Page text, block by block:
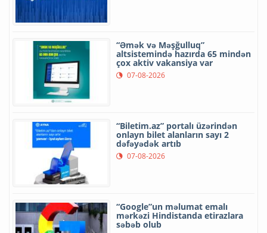
“Əmək və Məşğulluq”
altsistemində hazırda 65 mindən
çox aktiv vakansiya var
07-08-2026
“Biletim.az” portalı üzərindən
onlayn bilet alanların sayı 2
dəfəyədək artıb
07-08-2026
“Google”un məlumat emalı
mərkəzi Hindistanda etirazlara
səbəb olub